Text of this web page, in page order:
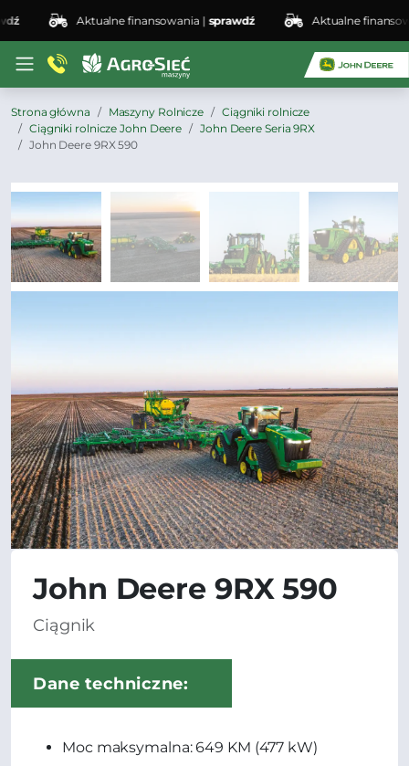
Aktualne finansowania |sprawdź Aktualne
Strona główna Maszyny Rolnicze
Ciągniki rolnicze
Ciągniki rolnicze John Deere
John Deere Seria 9RX
John Deere 9RX 590
John Deere 9RX 590
Ciągnik
Dane techniczne:
Moc maksymalna: 649 KM (477 kW)